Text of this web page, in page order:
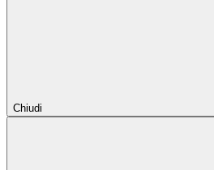
Chiudi